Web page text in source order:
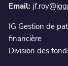
Email:
IG Gestion de
financière
Division des